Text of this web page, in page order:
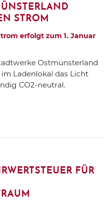
STROM
erfolgt zum 1. Januar
Ostmünsterland
Ladenlokal das Licht
CO2-neutral.
FÜR